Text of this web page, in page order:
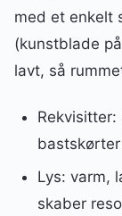
med et enkelt
(kunstblade
lavt, så
Lys: varm,
skaber